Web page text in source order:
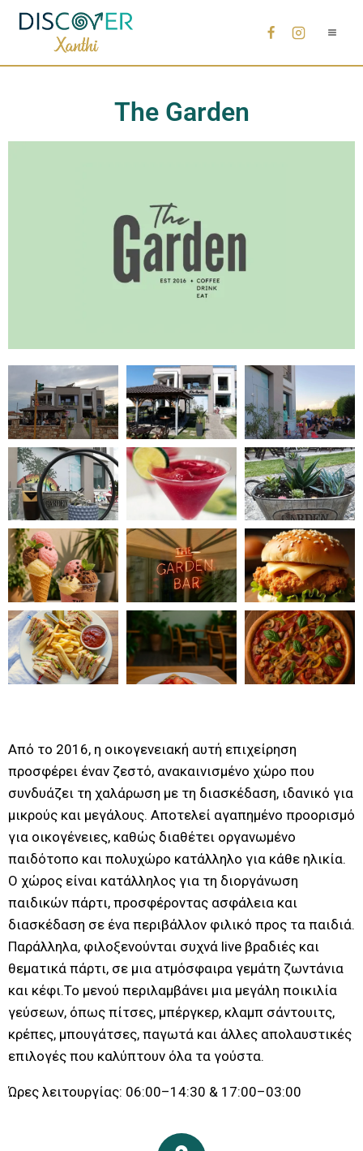
The Garden
Από το 2016, η οικογενειακή αυτή επιχείρηση
προσφέρει έναν ζεστό, ανακαινισμένο χώρο που
συνδυάζει τη χαλάρωση με τη διασκέδαση, ιδανικό για
μικρούς και μεγάλους. Αποτελεί αγαπημένο προορισμό
για οικογένειες, καθώς διαθέτει οργανωμένο
παιδότοπο και πολυχώρο κατάλληλο για κάθε ηλικία.
Ο χώρος είναι κατάλληλος για τη διοργάνωση
παιδικών πάρτι, προσφέροντας ασφάλεια και
διασκέδαση σε ένα περιβάλλον φιλικό προς τα παιδιά.
Παράλληλα, φιλοξενούνται συχνά live βραδιές και
θεματικά πάρτι, σε μια ατμόσφαιρα γεμάτη ζωντάνια
και κέφι.Το μενού περιλαμβάνει μια μεγάλη ποικιλία
γεύσεων, όπως πίτσες, μπέργκερ, κλαμπ σάντουιτς,
κρέπες, μπουγάτσες, παγωτά και άλλες απολαυστικές
επιλογές που καλύπτουν όλα τα γούστα.
Ώρες λειτουργίας: 06:00–14:30 & 17:00–03:00